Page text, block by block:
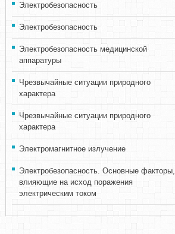
Электробезопасность
Электробезопасность
Электробезопасность медицинской
аппаратуры
Чрезвычайные ситуации природного
характера
Чрезвычайные ситуации природного
характера
Электромагнитное излучение
Электробезопасность. Основные факторы,
влияющие на исход поражения
электрическим током